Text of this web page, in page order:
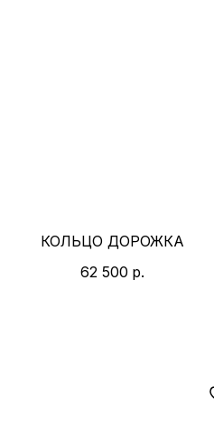
КОЛЬЦО ДОРОЖКА
62 500 р.